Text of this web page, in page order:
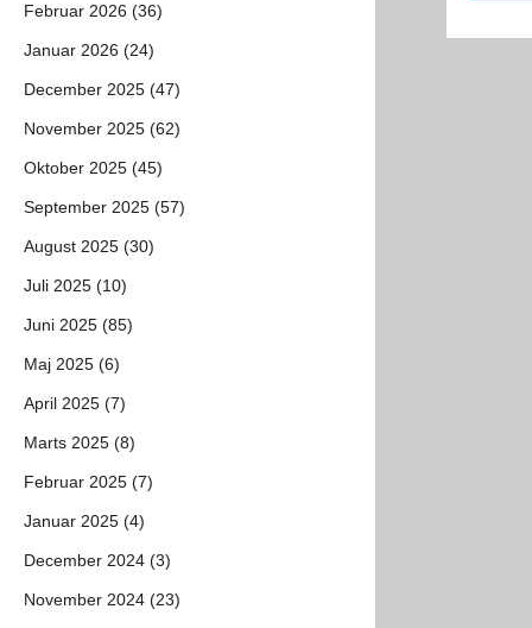
Februar 2026 (36)
Januar 2026 (24)
December 2025 (47)
November 2025 (62)
Oktober 2025 (45)
September 2025 (57)
August 2025 (30)
Juli 2025 (10)
Juni 2025 (85)
Maj 2025 (6)
April 2025 (7)
Marts 2025 (8)
Februar 2025 (7)
Januar 2025 (4)
December 2024 (3)
November 2024 (23)